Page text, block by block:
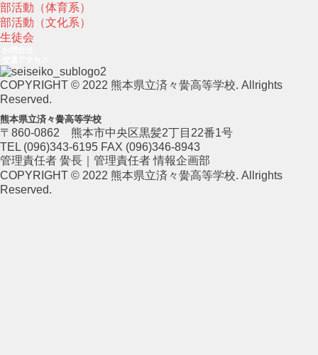
部活動（体育系）
部活動（文化系）
生徒会
COPYRIGHT © 2022 熊本県立済々黌高等学校. Allrights
Reserved.
熊本県立済々黌高等学校
〒860-0862 熊本市中央区黒髪2丁目22番1号
TEL (096)343-6195 FAX (096)346-8943
管理責任者 黌長｜管理責任者 情報企画部
COPYRIGHT © 2022 熊本県立済々黌高等学校. Allrights
Reserved.